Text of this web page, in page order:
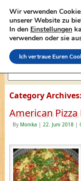
lasagne-
Category Archives:
American Pizza
By Monika | 22. Juni 2018 |
Wir verwenden
unserer Website zu
In den Einstellungen
verwenden oder sie
Ich vertraue Euren